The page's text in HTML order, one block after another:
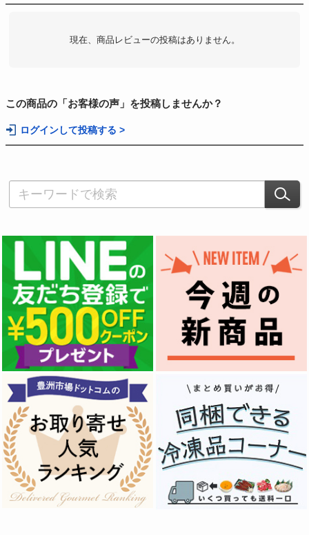
現在、商品レビューの投稿はありません。
この商品の「お客様の声」を投稿しませんか？
ログインして投稿する >